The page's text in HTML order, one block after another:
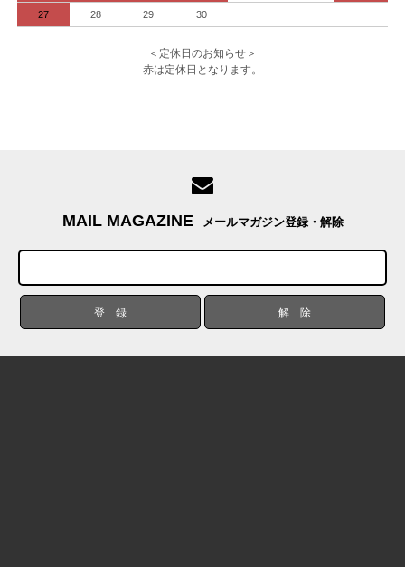
27 28 29 30
＜定休日のお知らせ＞
赤は定休日となります。
MAIL MAGAZINE メールマガジン登録・解除